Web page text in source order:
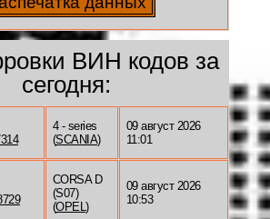
ВИН кодов за
сегодня:
4 - series
(SCANIA)
09 август 2026
11:01
CORSA D
(S07)
(OPEL)
09 август 2026
10:53